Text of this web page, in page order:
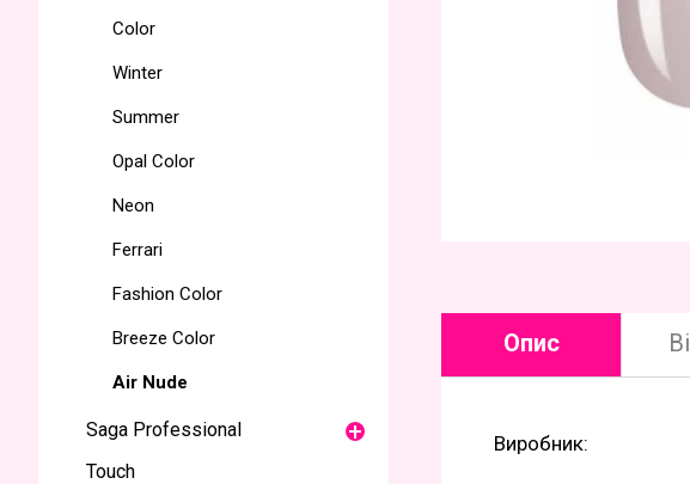
Color
Winter
Summer
Opal Color
Neon
Ferrari
Fashion Color
Breeze Color
Air Nude
Saga Professional
Touch
Опис
Виробник: